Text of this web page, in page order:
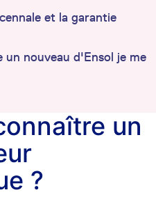
et la garantie
un nouveau d'Ensol je me
un
?